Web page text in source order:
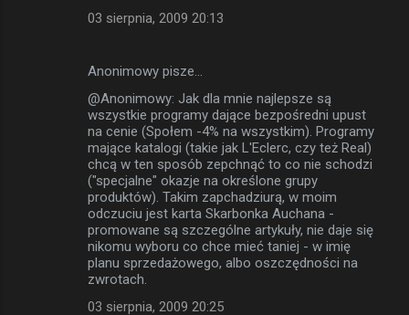
03 sierpnia, 2009 20:13
Anonimowy pisze…
@Anonimowy: Jak dla mnie najlepsze są
wszystkie programy dające bezpośredni upust
na cenie (Społem -4% na wszystkim). Programy
mające katalogi (takie jak L'Eclerc, czy też Real)
chcą w ten sposób zepchnąć to co nie schodzi
("specjalne" okazje na określone grupy
produktów). Takim zapchadziurą, w moim
odczuciu jest karta Skarbonka Auchana -
promowane są szczególne artykuły, nie daje się
nikomu wyboru co chce mieć taniej - w imię
planu sprzedażowego, albo oszczędności na
zwrotach.
03 sierpnia, 2009 20:25